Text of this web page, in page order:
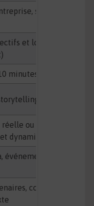
sa culture, ses
et long terme
minutes
présentation
réelle ou motion design,
dynamiques
événements,
collaborateurs,